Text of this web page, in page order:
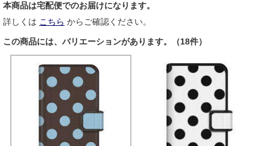
本商品は宅配便でのお届けになります。
詳しくは こちら からご確認ください。
この商品には、バリエーションがあります。（18件）